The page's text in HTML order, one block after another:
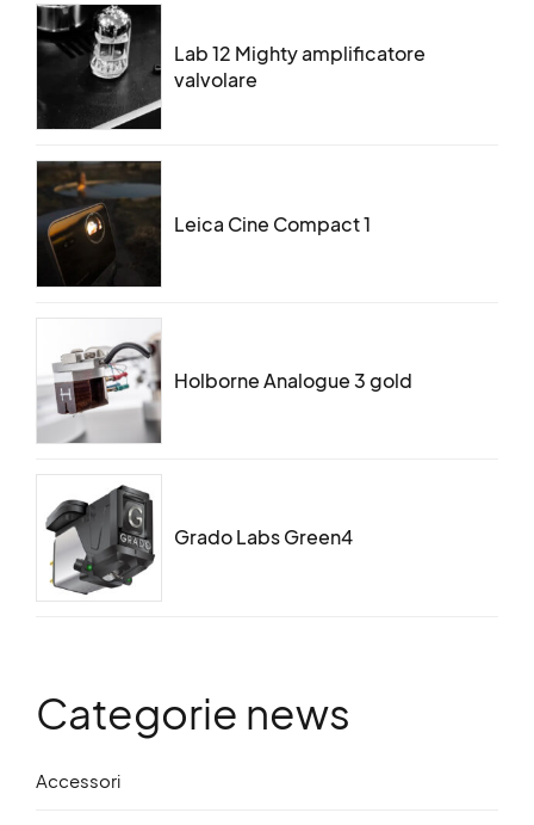
Lab 12 Mighty amplificatore
valvolare
Leica Cine Compact 1
Holborne Analogue 3 gold
Grado Labs Green4
Categorie news
Accessori